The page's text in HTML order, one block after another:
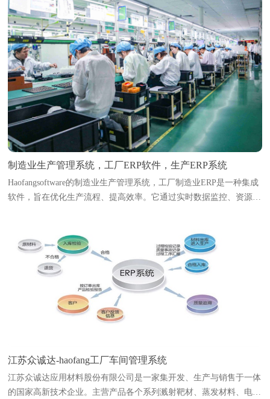
制造业生产管理系统，工厂ERP软件，生产ERP系统
Haofangsoftware的制造业生产管理系统，工厂制造业ERP是一种集成
软件，旨在优化生产流程、提高效率。它通过实时数据监控、资源调
江苏众诚达-haofang工厂车间管理系统
江苏众诚达应用材料股份有限公司是一家集开发、生产与销售于一体
的国家高新技术企业。主营产品各个系列溅射靶材、蒸发材料、电子